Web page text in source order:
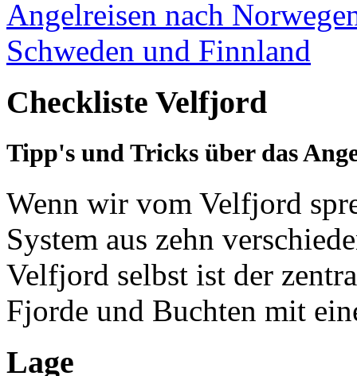
Checkliste Velfjord
Tipp's und Tricks über das
Wenn wir vom Velfjord
System aus zehn
Velfjord selbst ist der
Fjorde und Buchten mit
Lage